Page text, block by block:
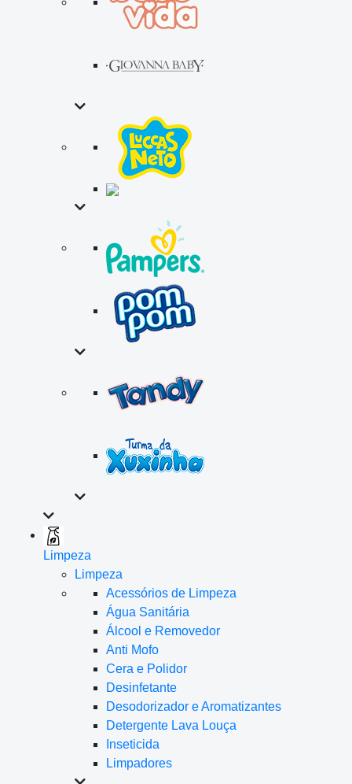
Limpeza
Limpeza
Acessórios de Limpeza
Água Sanitária
Álcool e Removedor
Anti Mofo
Cera e Polidor
Desinfetante
Desodorizador e Aromatizantes
Detergente Lava Louça
Inseticida
Limpadores